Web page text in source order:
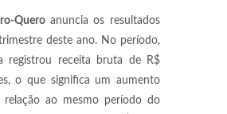
Quero anuncia os resultados
deste ano. No período,
registrou receita bruta de R$
o que significa um aumento
relação ao mesmo período do